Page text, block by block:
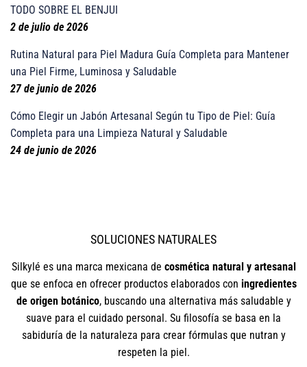
TODO SOBRE EL BENJUI
2 de julio de 2026
Rutina Natural para Piel Madura Guía Completa para Mantener
una Piel Firme, Luminosa y Saludable
27 de junio de 2026
Cómo Elegir un Jabón Artesanal Según tu Tipo de Piel: Guía
Completa para una Limpieza Natural y Saludable
24 de junio de 2026
SOLUCIONES NATURALES
Silkylé es una marca mexicana de cosmética natural y artesanal
que se enfoca en ofrecer productos elaborados con ingredientes
de origen botánico, buscando una alternativa más saludable y
suave para el cuidado personal. Su filosofía se basa en la
sabiduría de la naturaleza para crear fórmulas que nutran y
respeten la piel.